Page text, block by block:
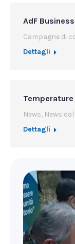
AdF Business
Campagne di
Dettagli
News, News
Dettagli